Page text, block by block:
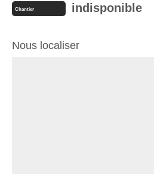
Chantier indisponible
Nous localiser